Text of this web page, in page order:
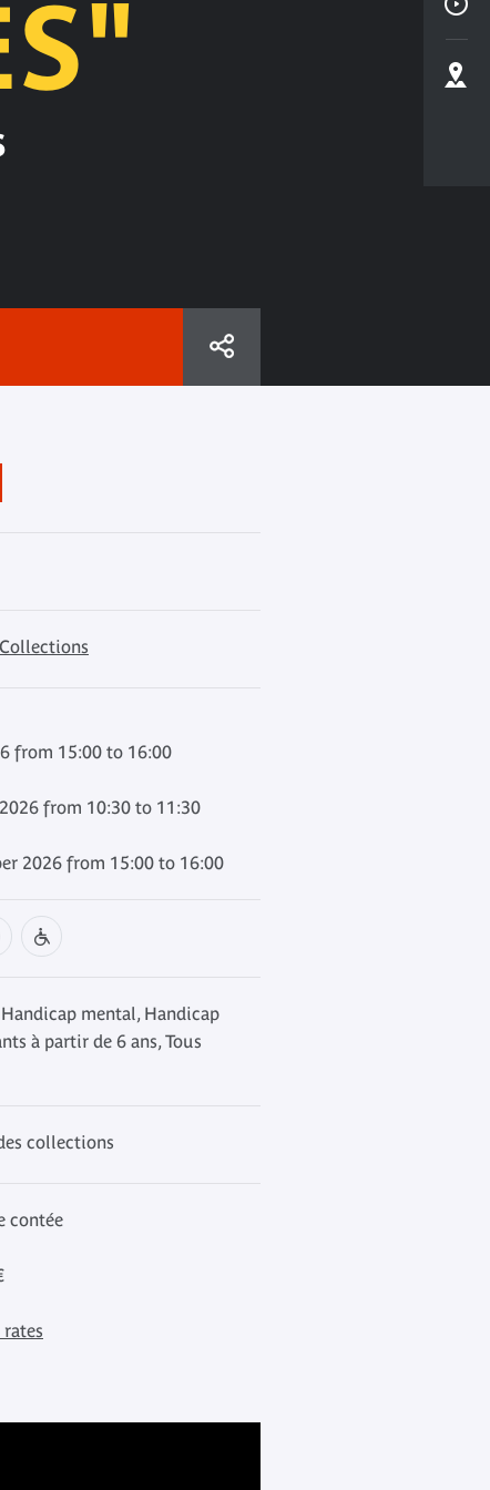
from 15:00 to 16:00
from 10:30 to 11:30
2026 from 15:00 to 16:00
mental, Handicap
à partir de 6 ans, Tous
collections
contée